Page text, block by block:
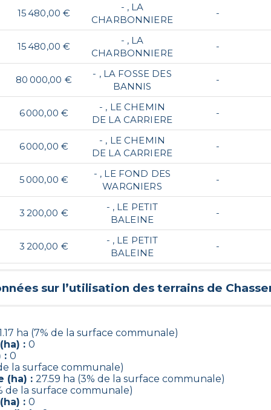
15 480,00 €
- , LA
CHARBONNIERE
-
15 480,00 €
- , LA
CHARBONNIERE
-
80 000,00 €
- , LA FOSSE DES
BANNIS
-
6 000,00 €
- , LE CHEMIN
DE LA CARRIERE
-
6 000,00 €
- , LE CHEMIN
DE LA CARRIERE
-
5 000,00 €
- , LE FOND DES
WARGNIERS
-
3 200,00 €
- , LE PETIT
BALEINE
-
3 200,00 €
- , LE PETIT
BALEINE
-
sur l’utilisation des terrains de
ha (7% de la surface communale)
: 0
: 0
la surface communale)
(ha) : 27.59 ha (3% de la surface communale)
de la surface communale)
: 0